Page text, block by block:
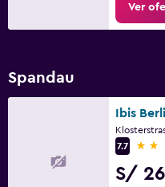
Ver
Spandau
Ibis
7.7
2
S/